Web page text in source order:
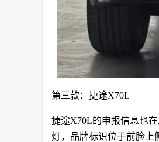
第三款：捷途X70L
捷途X70L的申报信息也
灯，品牌标识位于前脸上